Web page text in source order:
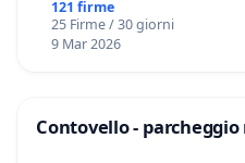
121 firme
25 Firme / 30 giorni
9 Mar 2026
Contovello -